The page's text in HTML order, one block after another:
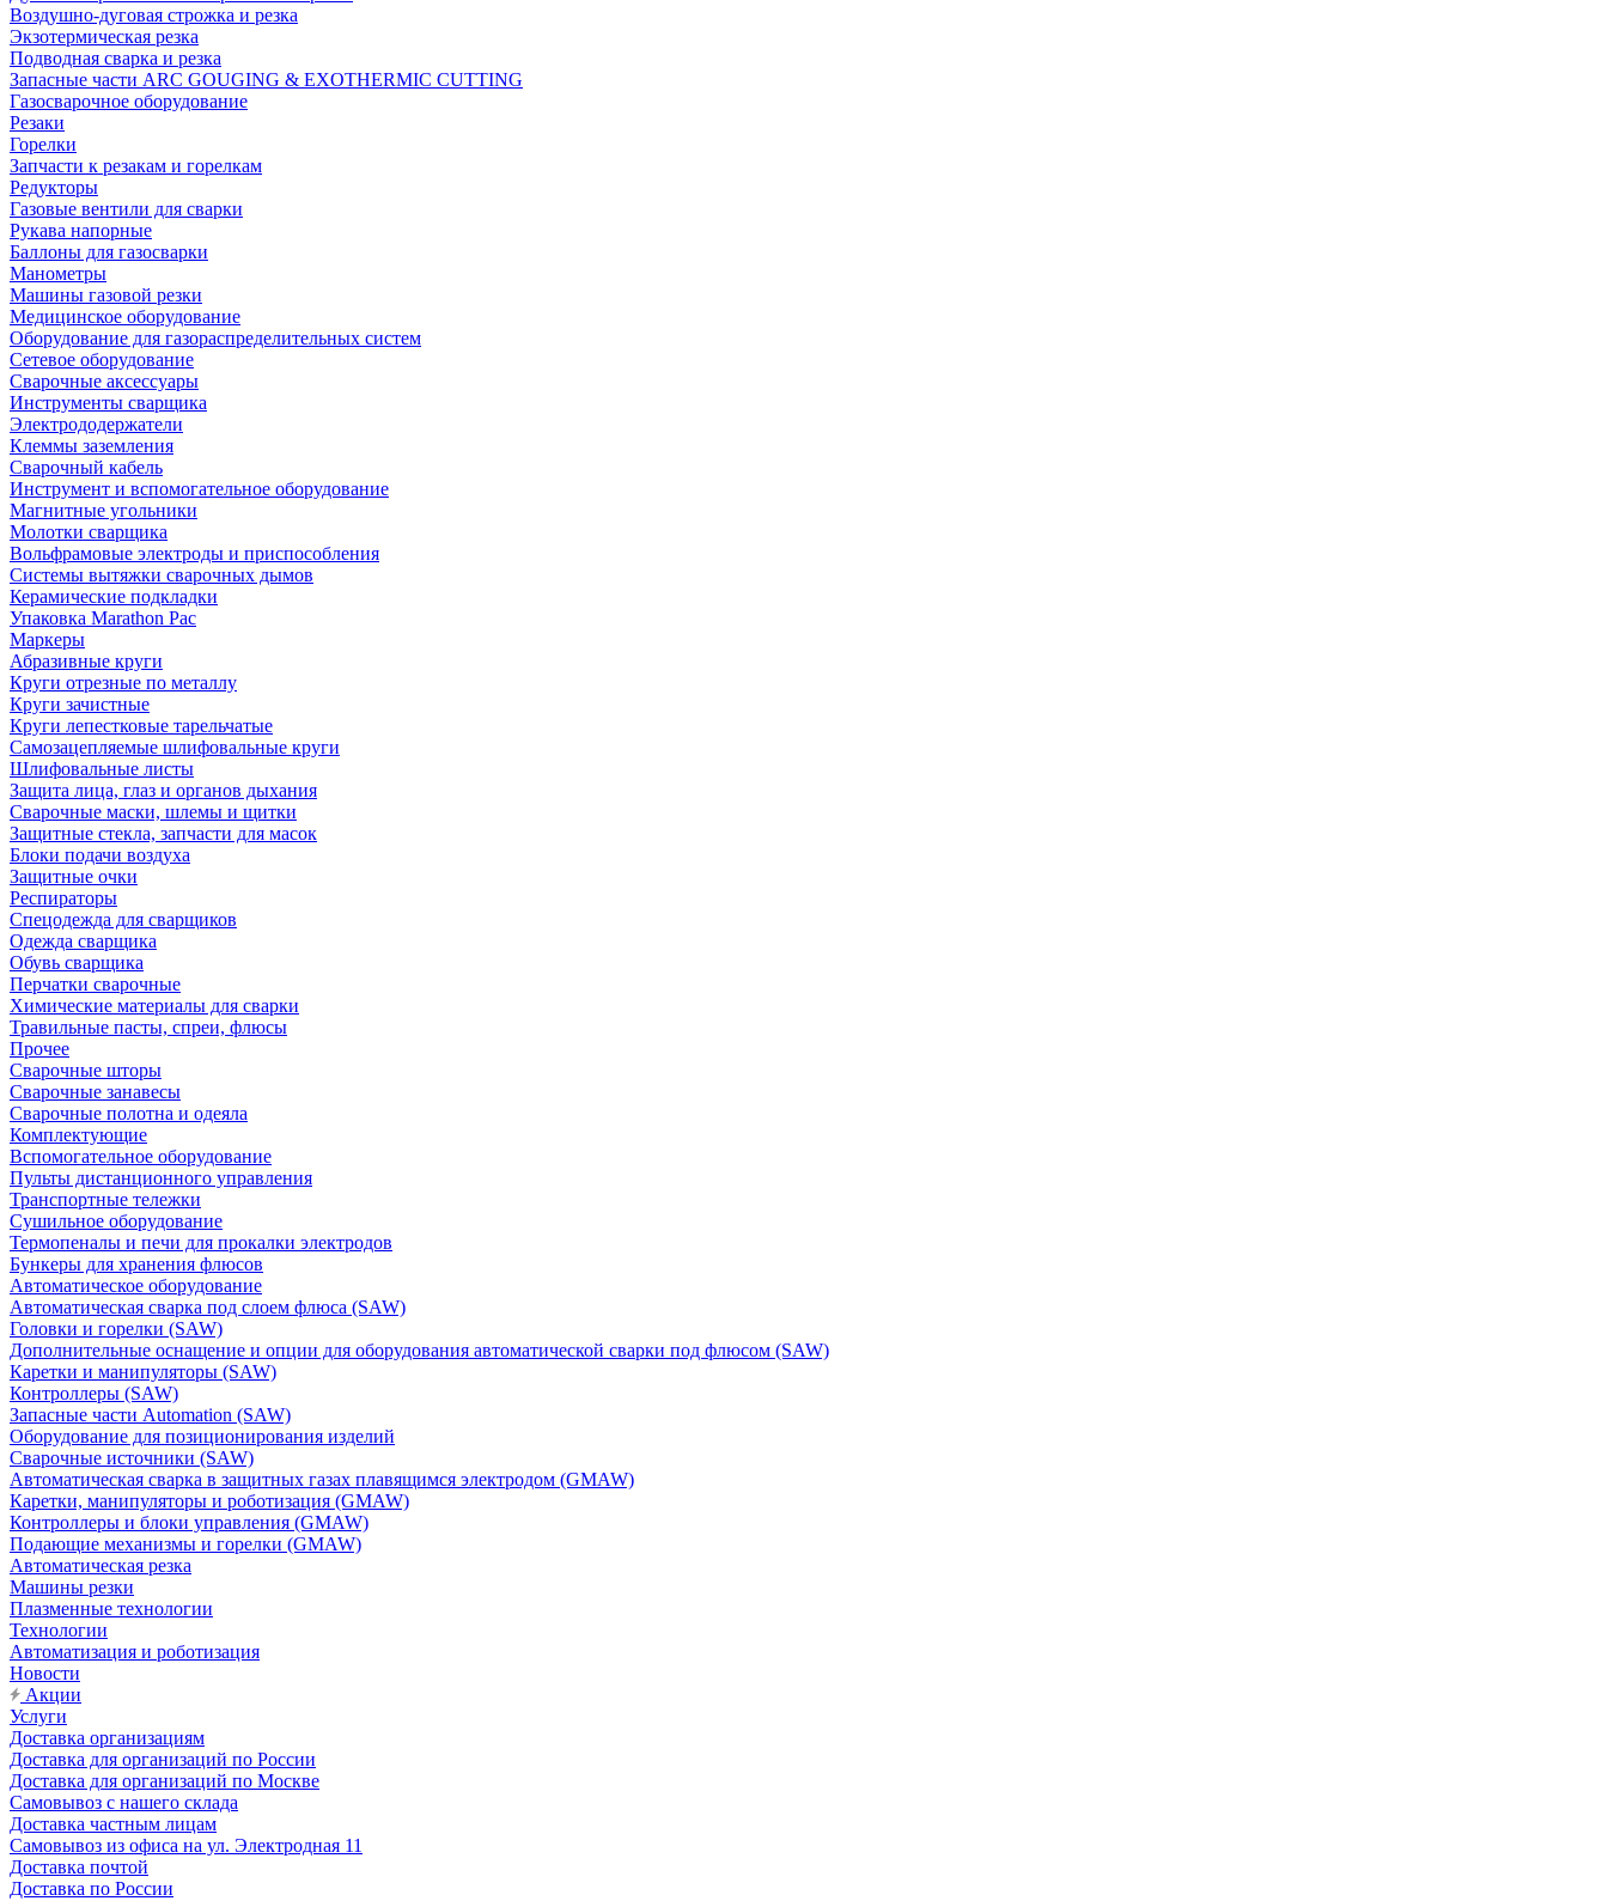
Воздушно-дуговая строжка и резка
Экзотермическая резка
Подводная сварка и резка
Запасные части ARC GOUGING & EXOTHERMIC CUTTING
Газосварочное оборудование
Резаки
Горелки
Запчасти к резакам и горелкам
Редукторы
Газовые вентили для сварки
Рукава напорные
Баллоны для газосварки
Манометры
Машины газовой резки
Медицинское оборудование
Оборудование для газораспределительных систем
Сетевое оборудование
Сварочные аксессуары
Инструменты сварщика
Электрододержатели
Клеммы заземления
Сварочный кабель
Инструмент и вспомогательное оборудование
Магнитные угольники
Молотки сварщика
Вольфрамовые электроды и приспособления
Системы вытяжки сварочных дымов
Керамические подкладки
Упаковка Marathon Pac
Маркеры
Абразивные круги
Круги отрезные по металлу
Круги зачистные
Круги лепестковые тарельчатые
Самозацепляемые шлифовальные круги
Шлифовальные листы
Защита лица, глаз и органов дыхания
Сварочные маски, шлемы и щитки
Защитные стекла, запчасти для масок
Блоки подачи воздуха
Защитные очки
Респираторы
Спецодежда для сварщиков
Одежда сварщика
Обувь сварщика
Перчатки сварочные
Химические материалы для сварки
Травильные пасты, спреи, флюсы
Прочее
Сварочные шторы
Сварочные занавесы
Сварочные полотна и одеяла
Комплектующие
Вспомогательное оборудование
Пульты дистанционного управления
Транспортные тележки
Сушильное оборудование
Термопеналы и печи для прокалки электродов
Бункеры для хранения флюсов
Автоматическое оборудование
Автоматическая сварка под слоем флюса (SAW)
Головки и горелки (SAW)
Дополнительные оснащение и опции для оборудования автоматической сварки под флюсом (SAW)
Каретки и манипуляторы (SAW)
Контроллеры (SAW)
Запасные части Automation (SAW)
Оборудование для позиционирования изделий
Сварочные источники (SAW)
Автоматическая сварка в защитных газах плавящимся электродом (GMAW)
Каретки, манипуляторы и роботизация (GMAW)
Контроллеры и блоки управления (GMAW)
Подающие механизмы и горелки (GMAW)
Автоматическая резка
Машины резки
Плазменные технологии
Технологии
Автоматизация и роботизация
Новости
Акции
Услуги
Доставка организациям
Доставка для организаций по России
Доставка для организаций по Москве
Самовывоз с нашего склада
Доставка частным лицам
Самовывоз из офиса на ул. Электродная 11
Доставка почтой
Доставка по России